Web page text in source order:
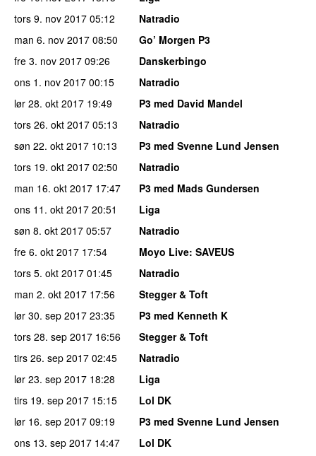
tors 9. nov 2017 05:12
Natradio
man 6. nov 2017 08:50
Go’ Morgen P3
fre 3. nov 2017 09:26
Danskerbingo
ons 1. nov 2017 00:15
Natradio
lør 28. okt 2017 19:49
P3 med David Mandel
tors 26. okt 2017 05:13
Natradio
søn 22. okt 2017 10:13
P3 med Svenne Lund Jensen
tors 19. okt 2017 02:50
Natradio
man 16. okt 2017 17:47
P3 med Mads Gundersen
ons 11. okt 2017 20:51
Liga
søn 8. okt 2017 05:57
Natradio
fre 6. okt 2017 17:54 Moyo Live: SAVEUS
tors 5. okt 2017 01:45
Natradio
man 2. okt 2017 17:56
Stegger & Toft
lør 30. sep 2017 23:35
P3 med Kenneth K
tors 28. sep 2017 16:56
Stegger & Toft
tirs 26. sep 2017 02:45
Natradio
lør 23. sep 2017 18:28
Liga
tirs 19. sep 2017 15:15
Lol DK
lør 16. sep 2017 09:19
P3 med Svenne Lund Jensen
ons 13. sep 2017 14:47
Lol DK